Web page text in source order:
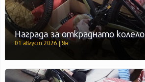
Награда за откраднато колело
01 август 2026 | Ян